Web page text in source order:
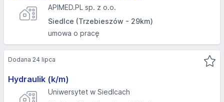
APIMED.PL sp. z o.o.
Siedlce (Trzebieszów - 29km)
umowa o pracę
Hydraulik (k/m)
Uniwersytet w Siedlcach
Dodana 24 lipca